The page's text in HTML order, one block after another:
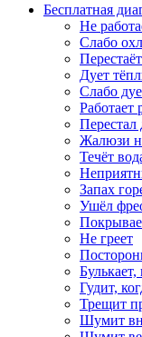
Бесплатная
Не
Слабо
Дует
Слабо
Работает
Перестал
Жалюзи
Течёт
Запах
Ушёл
Не греет
Гудит,
Трещит
Шумит